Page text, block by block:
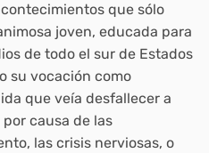
que sólo
joven, educada para
de todo el sur de Estados
su vocación como
que veía desfallecer a
causa de las
las crisis nerviosas, o